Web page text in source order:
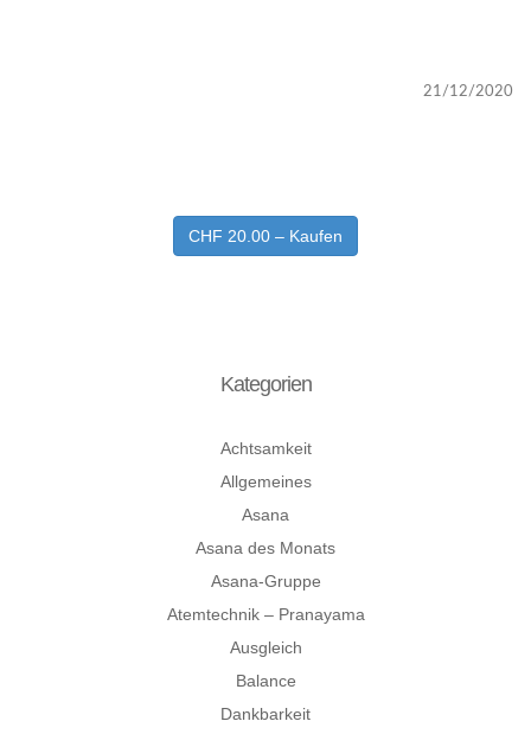
21/12/2020
CHF 20.00 – Kaufen
Kategorien
Achtsamkeit
Allgemeines
Asana
Asana des Monats
Asana-Gruppe
Atemtechnik – Pranayama
Ausgleich
Balance
Dankbarkeit